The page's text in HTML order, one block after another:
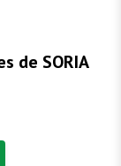
de SORIA